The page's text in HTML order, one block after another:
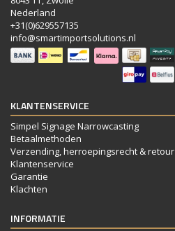
Nederland
+31(0)629557135
info@smartimportsolutions.nl
KLANTENSERVICE
Simpel Signage Narrowcasting
Betaalmethoden
Verzending, herroepingsrecht & retour
Klantenservice
Garantie
Klachten
INFORMATIE